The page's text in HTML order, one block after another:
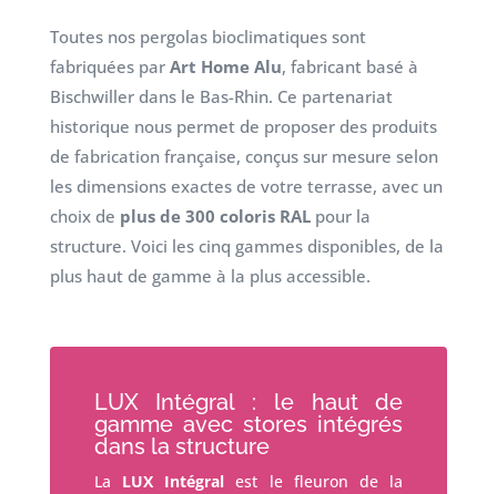
Toutes nos pergolas bioclimatiques sont
fabriquées par Art Home Alu, fabricant basé à
Bischwiller dans le Bas-Rhin. Ce partenariat
historique nous permet de proposer des produits
de fabrication française, conçus sur mesure selon
les dimensions exactes de votre terrasse, avec un
choix de plus de 300 coloris RALpour la
structure. Voici les cinq gammes disponibles, de la
plus haut de gamme à la plus accessible.
LUX Intégral : le haut de
gamme avec stores intégrés
dans la structure
La LUX Intégral est le fleuron de la